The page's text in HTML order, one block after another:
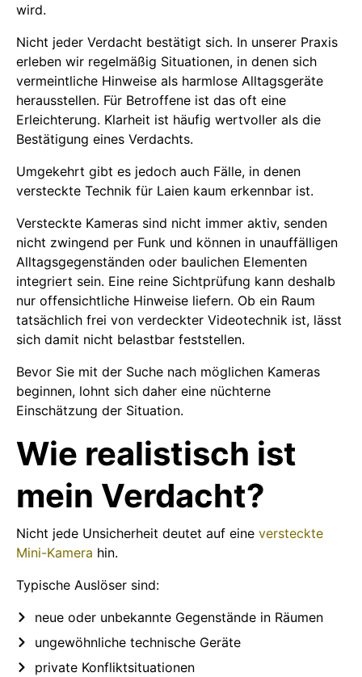
wird.
Nicht jeder Verdacht bestätigt sich. In unserer Praxis
erleben wir regelmäßig Situationen, in denen sich
vermeintliche Hinweise als harmlose Alltagsgeräte
herausstellen. Für Betroffene ist das oft eine
Erleichterung. Klarheit ist häufig wertvoller als die
Bestätigung eines Verdachts.
Umgekehrt gibt es jedoch auch Fälle, in denen
versteckte Technik für Laien kaum erkennbar ist.
Versteckte Kameras sind nicht immer aktiv, senden
nicht zwingend per Funk und können in unauffälligen
Alltagsgegenständen oder baulichen Elementen
integriert sein. Eine reine Sichtprüfung kann deshalb
nur offensichtliche Hinweise liefern. Ob ein Raum
tatsächlich frei von verdeckter Videotechnik ist, lässt
sich damit nicht belastbar feststellen.
Bevor Sie mit der Suche nach möglichen Kameras
beginnen, lohnt sich daher eine nüchterne
Einschätzung der Situation.
Wie realistisch ist
mein Verdacht?
Nicht jede Unsicherheit deutet auf eine versteckte
Mini-Kamera hin.
Typische Auslöser sind:
neue oder unbekannte Gegenstände in Räumen
ungewöhnliche technische Geräte
private Konfliktsituationen